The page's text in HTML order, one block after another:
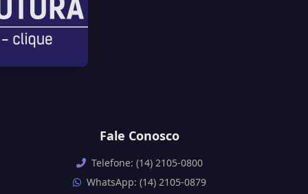
Fale Conosco
Telefone: (14) 2105-0800
WhatsApp: (14) 2105-0879